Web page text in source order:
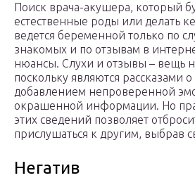
Поиск врача-акушера, который
естественные роды или делать
ведется беременной только по
знакомых и по отзывам в
нюансы. Слухи и отзывы – вещь
поскольку являются рассказами о
добавлением непроверенной
окрашенной информации. Но
этих сведений позволяет
прислушаться к другим, выбрав
Негатив